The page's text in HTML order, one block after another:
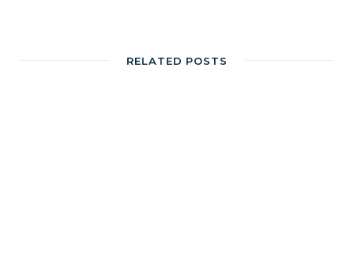
RELATED POSTS